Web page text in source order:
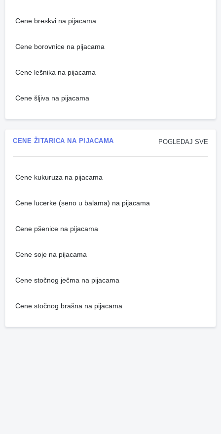
Cene breskvi na pijacama
Cene borovnice na pijacama
Cene lešnika na pijacama
Cene šljiva na pijacama
POGLEDAJ SVE
CENE ŽITARICA NA PIJACAMA
Cene kukuruza na pijacama
Cene lucerke (seno u balama) na pijacama
Cene pšenice na pijacama
Cene soje na pijacama
Cene stočnog ječma na pijacama
Cene stočnog brašna na pijacama